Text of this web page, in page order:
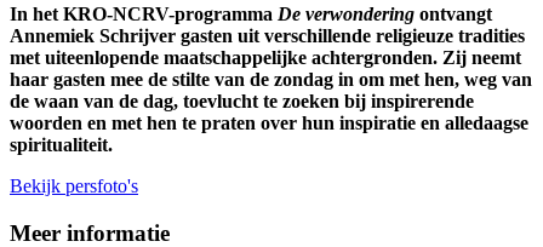
In het KRO-NCRV-programma De verwondering ontvangt
Annemiek Schrijver gasten uit verschillende religieuze tradities
met uiteenlopende maatschappelijke achtergronden. Zij neemt
haar gasten mee de stilte van de zondag in om met hen, weg van
de waan van de dag, toevlucht te zoeken bij inspirerende
woorden en met hen te praten over hun inspiratie en alledaagse
spiritualiteit.
Bekijk persfoto's
Meer informatie